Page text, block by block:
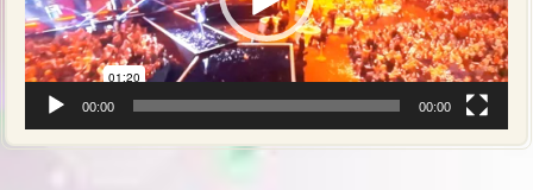
00:00 00:00